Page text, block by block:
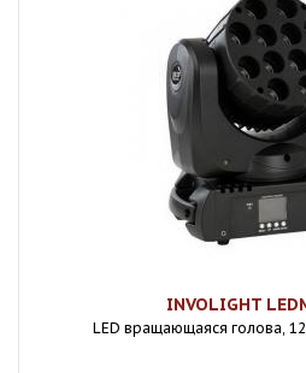
INVOLIGHT
LED вращающаяся голова,